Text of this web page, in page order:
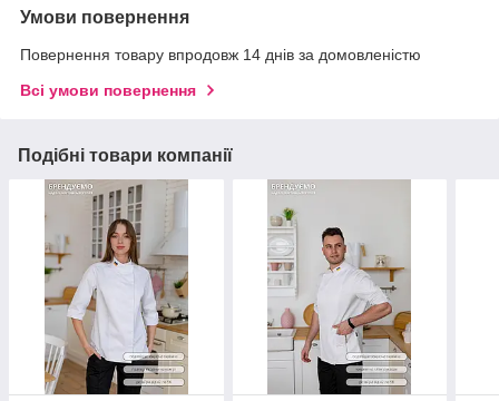
Умови повернення
Повернення товару впродовж 14 днів за домовленістю
Всі умови повернення
Подібні товари компанії